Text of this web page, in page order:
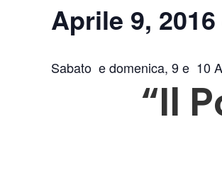
Aprile 9,
Sabato e domenica, 9 e 10
“Il